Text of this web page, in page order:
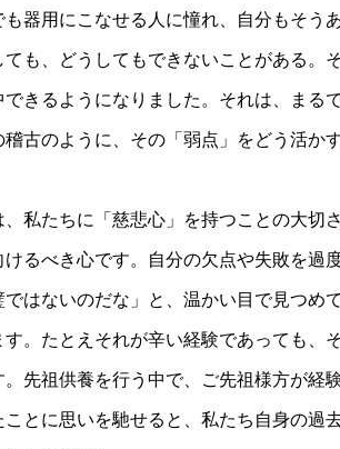
も器用にこなせる人に憧れ、自分もそう
も、どうしてもできないことがある。
できるようになりました。それは、まる
古のように、その「弱点」をどう活か
私たちに「慈悲心」を持つことの大切
るべき心です。自分の欠点や失敗を過
ではないのだな」と、温かい目で見つめ
す。たとえそれが辛い経験であっても、
。先祖供養を行う中で、ご先祖様方が経
ことに思いを馳せると、私たち自身の過